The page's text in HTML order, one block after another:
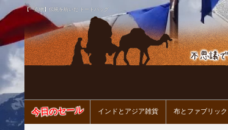
【一点物】伝統を紡いだ トートバッグ
今日のセール インドとアジア雑貨 布とファブリック